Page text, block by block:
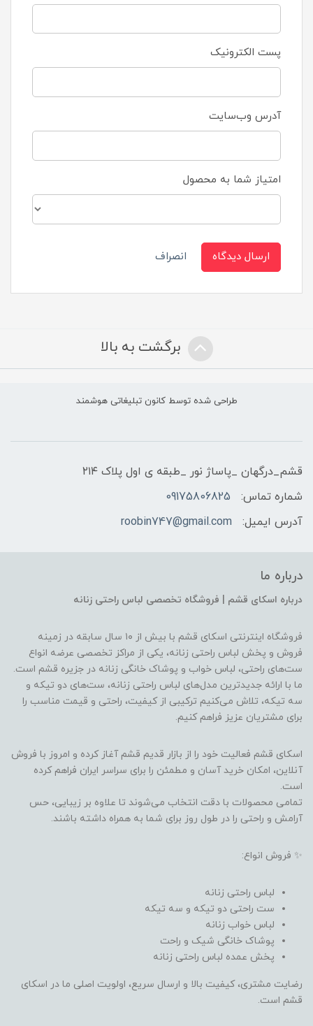
پست الکترونیک
آدرس وب‌سایت
امتیاز شما به محصول
ارسال دیدگاه انصراف
برگشت به بالا
طراحی شده توسط کانون تبلیغاتی هوشمند
قشم_درگهان _پاساژ نور _طبقه ی اول پلاک ۲۱۴
شماره تماس:
09175806825
آدرس ایمیل:
roobin747@gmail.com
درباره ما
درباره اسکای قشم | فروشگاه تخصصی لباس راحتی زنانه
فروشگاه اینترنتی اسکای قشم با بیش از ۱۰ سال سابقه در زمینه
فروش و پخش لباس راحتی زنانه، یکی از مراکز تخصصی عرضه انواع
ست‌های راحتی، لباس خواب و پوشاک خانگی زنانه در جزیره قشم است.
ما با ارائه جدیدترین مدل‌های لباس راحتی زنانه، ست‌های دو تیکه و
سه تیکه، تلاش می‌کنیم ترکیبی از کیفیت، راحتی و قیمت مناسب را
برای مشتریان عزیز فراهم کنیم.
اسکای قشم فعالیت خود را از بازار قدیم قشم آغاز کرده و امروز با فروش
آنلاین، امکان خرید آسان و مطمئن را برای سراسر ایران فراهم کرده
است.
تمامی محصولات با دقت انتخاب می‌شوند تا علاوه بر زیبایی، حس
آرامش و راحتی را در طول روز برای شما به همراه داشته باشند.
✨ فروش انواع:
لباس راحتی زنانه
ست راحتی دو تیکه و سه تیکه
لباس خواب زنانه
پوشاک خانگی شیک و راحت
پخش عمده لباس راحتی زنانه
رضایت مشتری، کیفیت بالا و ارسال سریع، اولویت اصلی ما در اسکای
قشم است.